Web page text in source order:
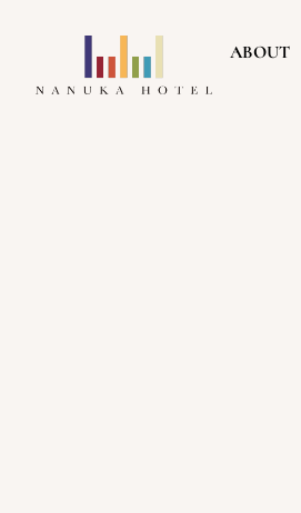
ABOUT